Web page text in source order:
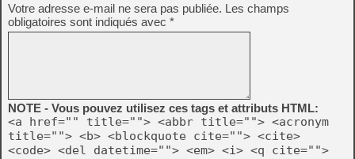
Votre adresse e-mail ne sera pas publiée. Les champs
obligatoires sont indiqués avec *
NOTE - Vous pouvez utilisez ces tags et attributs HTML:
<a href="" title=""> <abbr title=""> <acronym
title=""> <b> <blockquote cite=""> <cite>
<code> <del datetime=""> <em> <i> <q cite="">